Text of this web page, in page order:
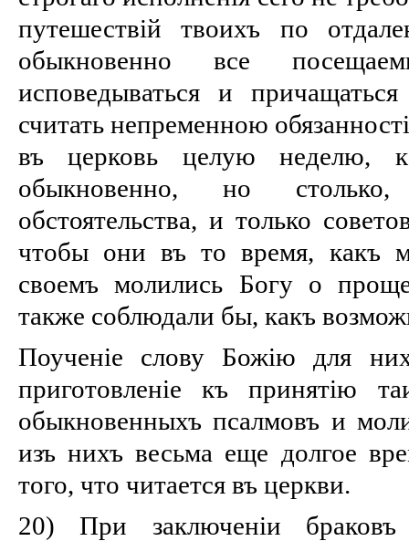
путешествій твоихъ по
обыкновенно все
исповедываться и
считать непременною
въ церковь целую неделю,
обыкновенно, но столько,
обстоятельства, и только
чтобы они въ то время, какъ
своемъ молились Богу о
также соблюдали бы, какъ
Поученіе слову Божію для
приготовленіе къ принятію
обыкновенныхъ псалмовъ и
изъ нихъ весьма еще долгое
того, что читается въ церкви.
20) При заключеніи браковъ